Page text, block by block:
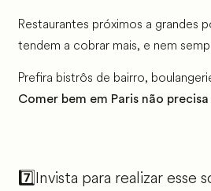
Restaurantes próximos a grandes
tendem a cobrar mais, e nem
Prefira bistrôs de bairro,
Comer bem em Paris não
7️⃣Invista para realizar esse